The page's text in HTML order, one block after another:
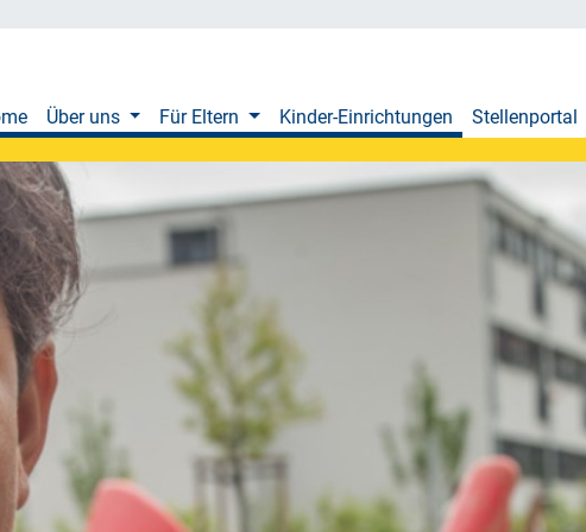
Über uns Für Eltern Kinder-Einrichtungen Stellenportal